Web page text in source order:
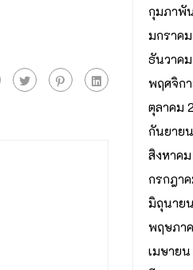
กุมภาพั
มกราค
ธันวาค
พฤศจิก
ตุลาคม
กันยาย
สิงหาค
กรกฎา
มิถุนาย
พฤษภา
เมษาย